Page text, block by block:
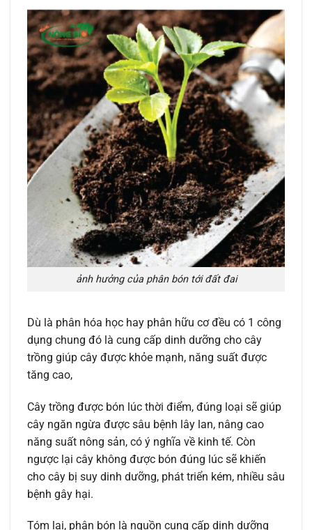
ảnh hưởng của phân bón tới đất đai
Dù là phân hóa học hay phân hữu cơ đều có 1 công
dụng chung đó là cung cấp dinh dưỡng cho cây
trồng giúp cây được khỏe mạnh, năng suất được
tăng cao,
Cây trồng được bón lúc thời điểm, đúng loại sẽ giúp
cây ngăn ngừa được sâu bệnh lây lan, nâng cao
năng suất nông sản, có ý nghĩa về kinh tế. Còn
ngược lại cây không được bón đúng lúc sẽ khiến
cho cây bị suy dinh dưỡng, phát triển kém, nhiều sâu
bệnh gây hại.
Tóm lại, phân bón là nguồn cung cấp dinh dưỡng